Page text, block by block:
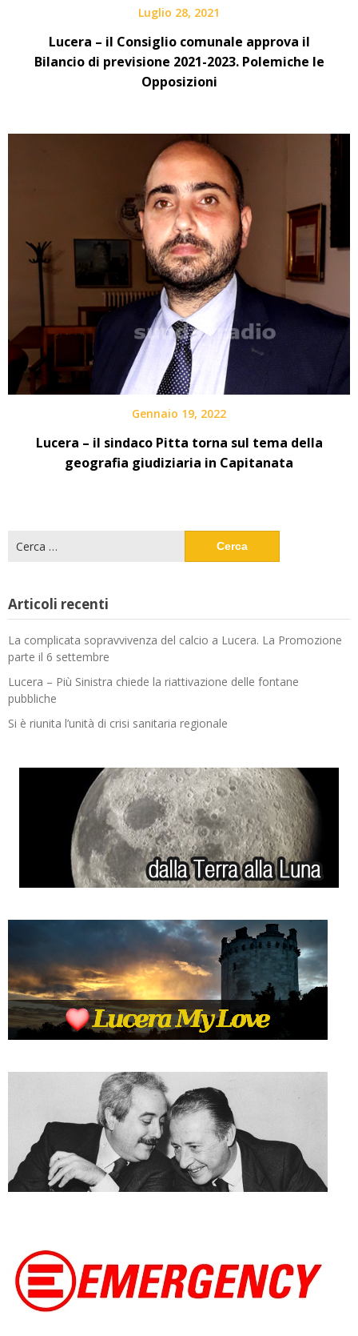
Luglio 28, 2021
Lucera – il Consiglio comunale approva il
Bilancio di previsione 2021-2023. Polemiche le
Opposizioni
Gennaio 19, 2022
Lucera – il sindaco Pitta torna sul tema della
geografia giudiziaria in Capitanata
per:
Articoli recenti
La complicata sopravvivenza del calcio a Lucera. La Promozione
parte il 6 settembre
Lucera – Più Sinistra chiede la riattivazione delle fontane
pubbliche
Si è riunita l’unità di crisi sanitaria regionale